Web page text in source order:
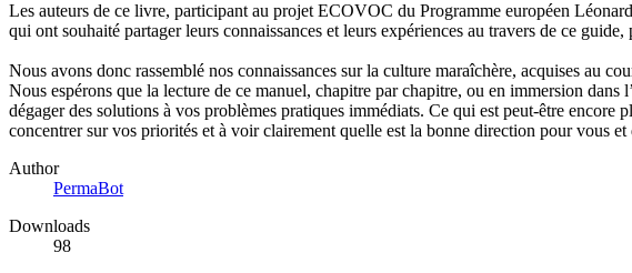
Les auteurs de ce livre, participant au projet ECOVOC du Programme européen
qui ont souhaité partager leurs connaissances et leurs expériences au travers de ce
Nous avons donc rassemblé nos connaissances sur la culture maraîchère, acquises au
Nous espérons que la lecture de ce manuel, chapitre par chapitre, ou en immersion
dégager des solutions à vos problèmes pratiques immédiats. Ce qui est peut-être
concentrer sur vos priorités et à voir clairement quelle est la bonne direction pour vous
Author
PermaBot
Downloads
98